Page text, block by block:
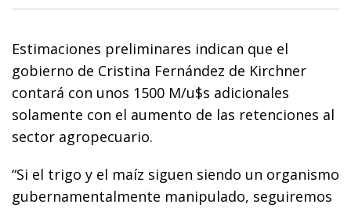
Estimaciones preliminares indican que el
gobierno de Cristina Fernández de Kirchner
contará con unos 1500 M/u$s adicionales
solamente con el aumento de las retenciones al
sector agropecuario.
“Si el trigo y el maíz siguen siendo un organismo
gubernamentalmente manipulado, seguiremos